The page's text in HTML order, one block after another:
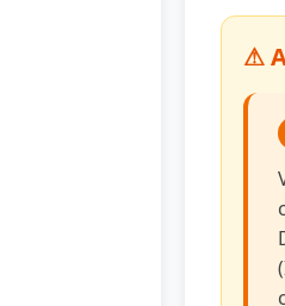
⚠